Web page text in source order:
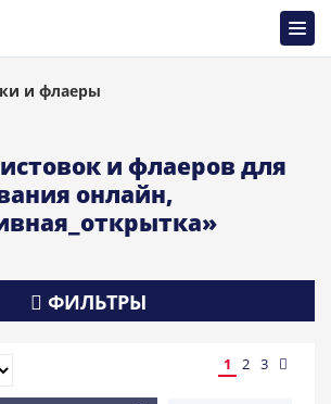
и флаеры
и флаеров для
онлайн,
ФИЛЬТРЫ
1 2 3